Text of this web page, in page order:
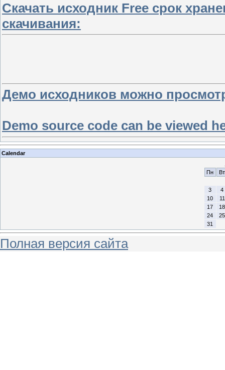
Скачать исходник Free срок
скачивания:
Демо исходников можно
Demo source code can be viewed
Calendar
Пн
Вт
3
4
10
11
17
18
24
25
31
Полная версия сайта